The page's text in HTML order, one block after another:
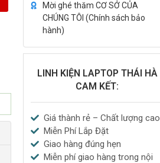
Mời ghé thăm CƠ SỞ CỦA
CHÚNG TÔI (Chính sách bảo
hành)
LINH KIỆN LAPTOP THÁI HÀ
CAM KẾT:
Giá thành rẻ – Chất lượng cao
Miễn Phí Lắp Đặt
Giao hàng đúng hẹn
Miễn phí giao hàng trong nội